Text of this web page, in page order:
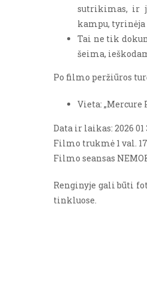
sutrikimas, ir
kampu, tyrinėja
Tai ne tik
šeima,
Po filmo peržiūros
Vieta: „Mercure
Data ir laikas: 2026 01
Filmo trukmė 1 val.
Filmo seansas
Renginyje gali būti
tinkluose.